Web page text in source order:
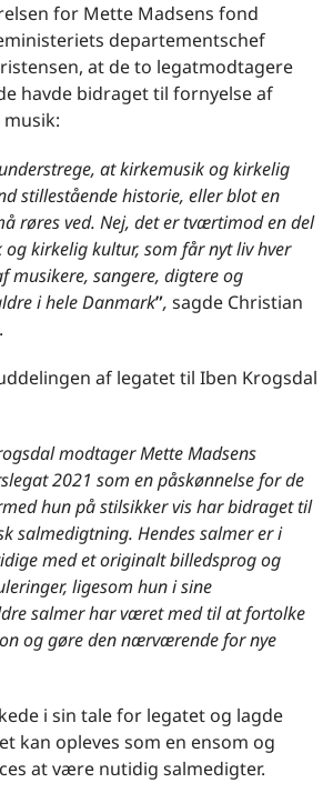
for Mette Madsens fond
departementschef
at de to legatmodtagere
havde bidraget til fornyelse af
at kirkemusik og kirkelig
stillestående historie, eller blot en
å røres ved. Nej, det er tværtimod en del
og kirkelig kultur, som får nyt liv hver
musikere, sangere, digtere og
i hele Danmark”, sagde Christian
af legatet til Iben Krogsdal
modtager Mette Madsens
2021 som en påskønnelse for de
hun påstilsikker vis har bidraget til
salmedigtning. Hendes salmer er i
med et originalt billedsprog og
ligesom hun i sine
salmer har været med til at fortolke
og gøre den nærværende for nye
i sin tale for legatet og lagde
kan opleves som en ensom og
at være nutidig salmedigter.